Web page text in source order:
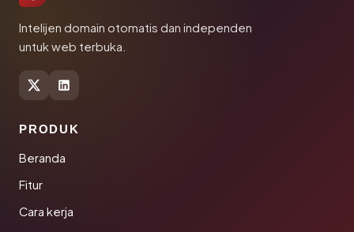
Intelijen domain otomatis dan independen
untuk web terbuka.
PRODUK
Beranda
Fitur
Cara kerja